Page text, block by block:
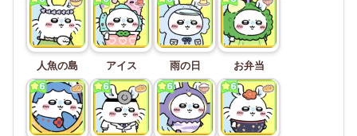
人魚の島 アイス 雨の日 お弁当